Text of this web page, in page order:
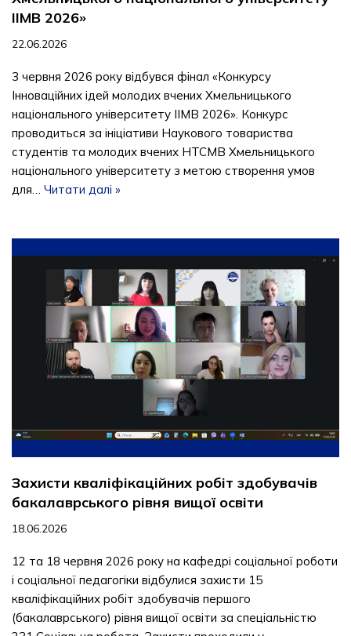
ІІМВ 2026»
22.06.2026
3 червня 2026 року відбувся фінал «Конкурсу
Інноваційних ідей молодих вчених Хмельницького
національного університету ІІМВ 2026». Конкурс
проводиться за ініціативи Наукового товариства
студентів та молодих вчених НТСМВ Хмельницького
національного університету з метою створення умов
для… Читати далі »
Захисти кваліфікаційних робіт здобувачів
бакалаврського рівня вищої освіти
18.06.2026
12 та 18 червня 2026 року на кафедрі соціальної роботи
і соціальної педагогіки відбулися захисти 15
кваліфікаційних робіт здобувачів першого
(бакалаврського) рівня вищої освіти за спеціальністю